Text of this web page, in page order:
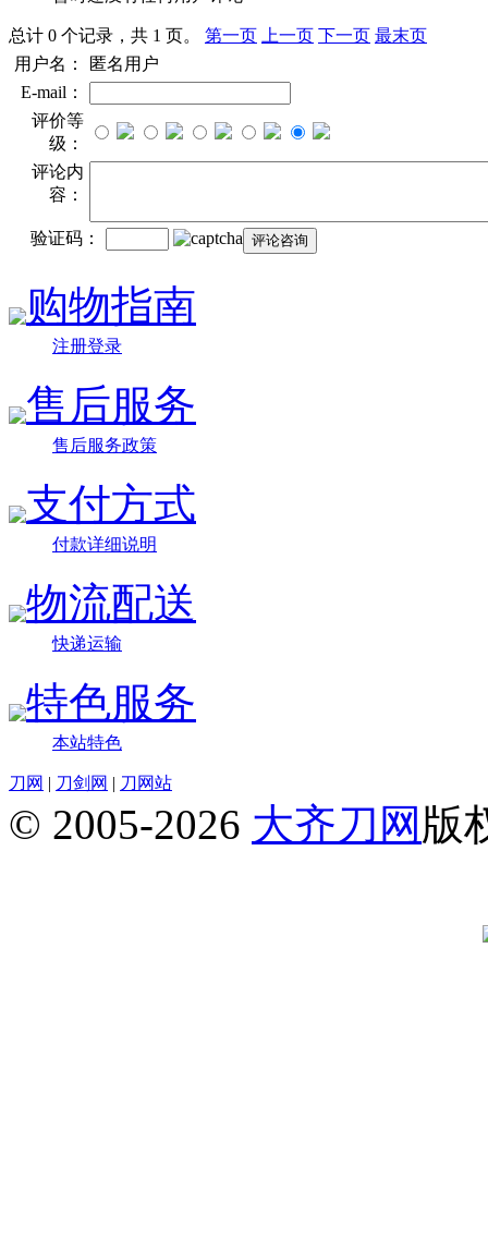
总计 0 个记录，共 1 页。 第一页 上一页 下一页 最末页
用户名：
匿名用户
E-mail：
评价等
级：
评论内
容：
验证码：
购物指南
注册登录
售后服务
售后服务政策
支付方式
付款详细说明
物流配送
快递运输
特色服务
本站特色
刀网 | 刀剑网 | 刀网站
© 2005-2026 大齐刀网 版